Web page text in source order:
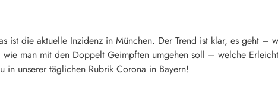
ist die aktuelle Inzidenz in München. Der Trend ist klar, es geht
wie man mit den Doppelt Geimpften umgehen soll – welche
in unserer täglichen Rubrik Corona in Bayern!